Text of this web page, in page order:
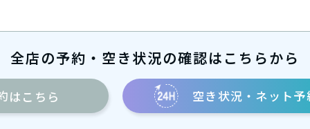
全店の予約・空き状況の確認はこちらから
はこちら 空き状況・ネット予